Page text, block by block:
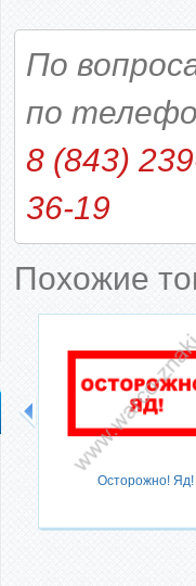
По
по
8 (843)
36-19
Похожие
Осторожно! Яд!